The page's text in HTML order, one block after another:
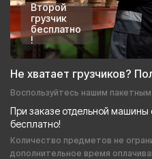
Второй
грузчик
бесплатно
!
Не хватает грузчиков?
Воспользуйтесь нашим
При заказе отдельной машины
бесплатно!
Количество предметов не
дополнительное время